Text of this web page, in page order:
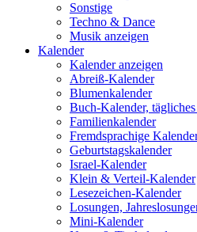
Sonstige
Techno & Dance
Musik anzeigen
Kalender
Kalender anzeigen
Abreiß-Kalender
Blumenkalender
Buch-Kalender,
Familienkalender
Fremdsprachige
Geburtstagskalender
Israel-Kalender
Klein & Verteil-Kalender
Lesezeichen-Kalender
Losungen,
Mini-Kalender